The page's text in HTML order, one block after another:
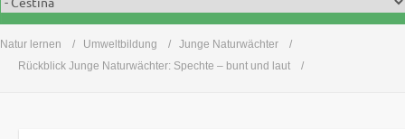
n
Natur lernen Umweltbildung
Junge Naturwächter
Rückblick Junge Naturwächter: Spechte – bunt und laut